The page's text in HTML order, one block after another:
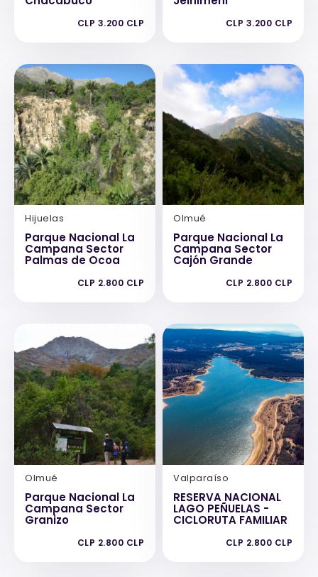
CLP 3.200 CLP CLP 3.200 CLP
Hijuelas
Parque Nacional La
Campana Sector
Palmas de Ocoa
CLP 2.800 CLP
Olmué
Parque Nacional La
Campana Sector
Cajón Grande
CLP 2.800 CLP
Olmué
Parque Nacional La
Campana Sector
Granizo
CLP 2.800 CLP
Valparaíso
RESERVA NACIONAL
LAGO PEÑUELAS -
CICLORUTA FAMILIAR
CLP 2.800 CLP